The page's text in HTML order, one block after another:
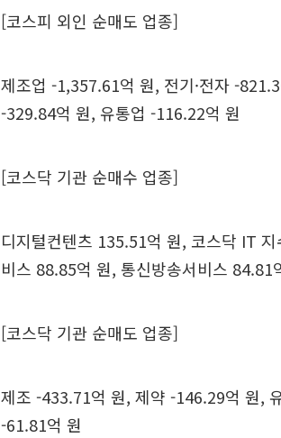
[코스피 외인 순매도 업종]
제조업 -1,357.61억 원, 전기·전자 -
-329.84억 원, 유통업 -116.22억 원
[코스닥 기관 순매수 업종]
디지털컨텐츠 135.51억 원, 코스닥 IT
비스 88.85억 원, 통신방송서비스 84.81
[코스닥 기관 순매도 업종]
제조 -433.71억 원, 제약 -146.29억 원,
-61.81억 원